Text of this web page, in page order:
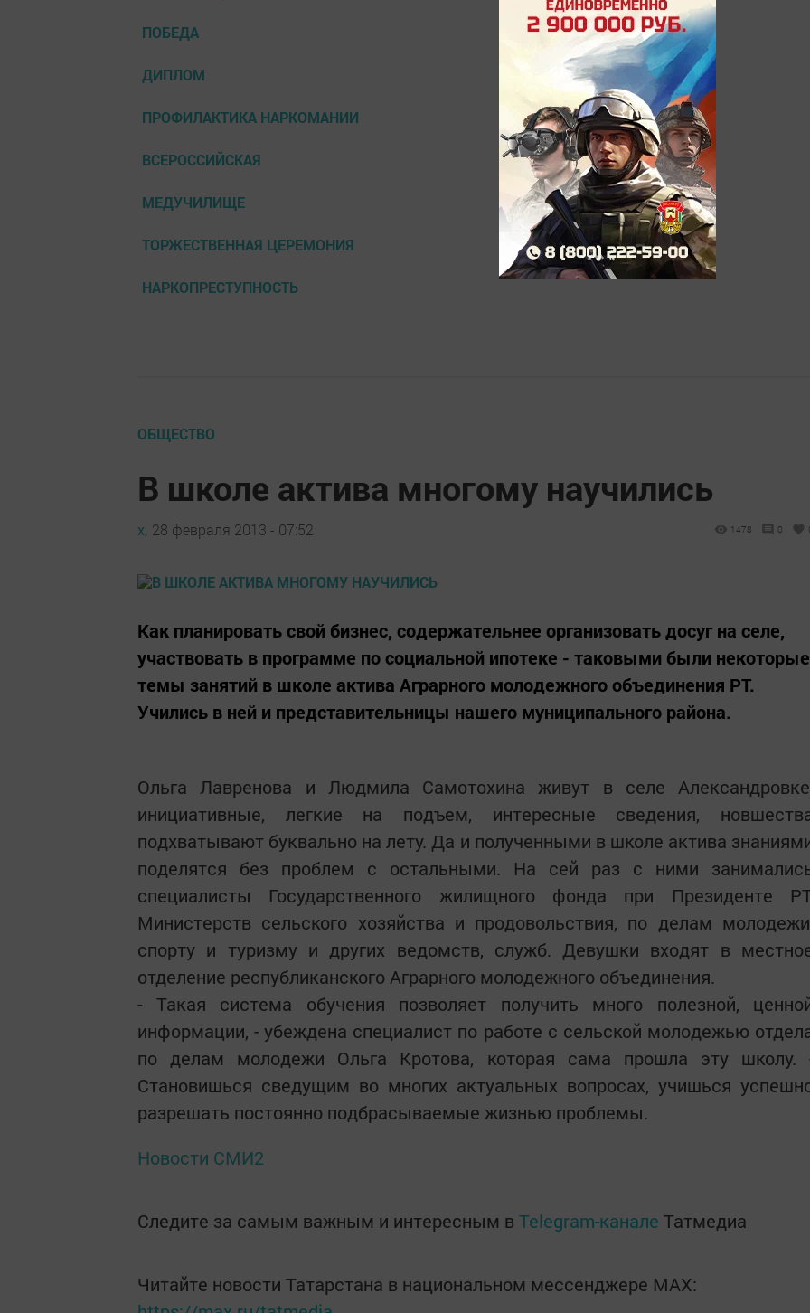
ПОБЕДА
ДИПЛОМ
ПРОФИЛАКТИКА НАРКОМАНИИ
ВСЕРОССИЙСКАЯ
МЕДУЧИЛИЩЕ
ТОРЖЕСТВЕННАЯ ЦЕРЕМОНИЯ
НАРКОПРЕСТУПНОСТЬ
ОБЩЕСТВО
В школе актива многому научились
х, 28 февраля 2013 - 07:52 1478 0
Как планировать свой бизнес, содержательнее организовать досуг на селе,
участвовать в программе по социальной ипотеке - таковыми были некоторые
темы занятий в школе актива Аграрного молодежного объединения РТ.
Учились в ней и представительницы нашего муниципального района.
Ольга Лавренова и Людмила Самотохина живут в селе
инициативные, легкие на подъем, интересные сведения,
подхватывают буквально на лету. Да и полученными в школе актива
поделятся без проблем с остальными. На сей раз с ними
специалисты Государственного жилищного фонда при Президенте
Министерств сельского хозяйства и продовольствия, по делам
спорту и туризму и других ведомств, служб. Девушки входят в
отделение республиканского Аграрного молодежного объединения.
- Такая система обучения позволяет получить много полезной,
информации, - убеждена специалист по работе с сельской молодежью
по делам молодежи Ольга Кротова, которая сама прошла эту школу.
Становишься сведущим во многих актуальных вопросах, учишься
разрешать постоянно подбрасываемые жизнью проблемы.
Новости СМИ2
Следите за самым важным и интересным в Telegram-канале Татмедиа
Читайте новости Татарстана в национальном мессенджере MАХ: